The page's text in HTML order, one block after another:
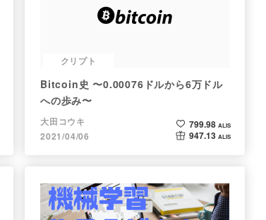
クリプト
Bitcoin史 〜0.00076ドルから6万ドル
への歩み〜
大田コウキ
2021/04/06
799.98 ALIS
947.13 ALIS